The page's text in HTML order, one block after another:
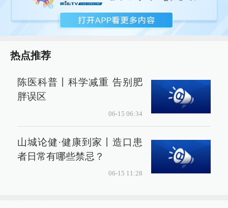
热点推荐
陈医科普丨科学减重 告别肥
胖误区
06-15 06:34
山城论健·健康到家丨造口患
者日常有哪些禁忌？
06-15 11:28